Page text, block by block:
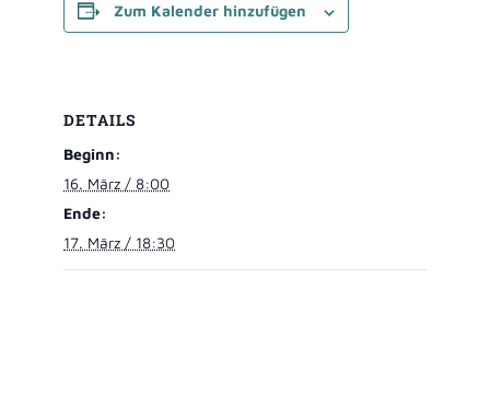
Zum Kalender hinzufügen
DETAILS
Beginn:
16. März / 8:00
Ende:
17. März / 18:30